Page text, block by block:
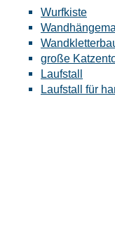
Wurfkiste
große
Laufstall
Laufstall für